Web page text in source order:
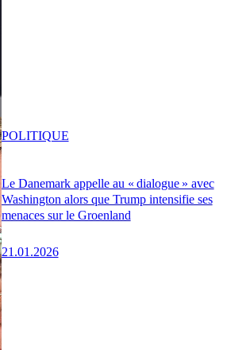
Le Danemark appelle au « dialogue » avec
Washington alors que Trump intensifie ses
menaces sur le Groenland
21.01.2026
POLITIQUE